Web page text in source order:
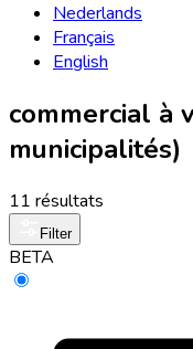
Nederlands
Français
English
commercial à
municipalités)
11 résultats
Filter
BETA